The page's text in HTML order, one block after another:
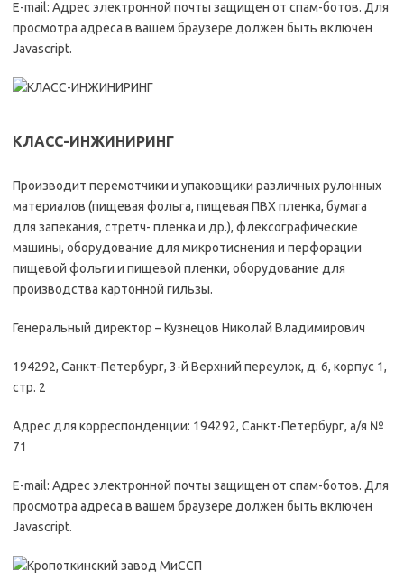
E-mail: Адрес электронной почты защищен от спам-ботов. Для
просмотра адреса в вашем браузере должен быть включен
Javascript.
КЛАСС-ИНЖИНИРИНГ
Производит перемотчики и упаковщики различных рулонных
материалов (пищевая фольга, пищевая ПВХ пленка, бумага
для запекания, стретч- пленка и др.), флексографические
машины, оборудование для микротиснения и перфорации
пищевой фольги и пищевой пленки, оборудование для
производства картонной гильзы.
Генеральный директор – Кузнецов Николай Владимирович
194292, Санкт-Петербург, 3-й Верхний переулок, д. 6, корпус 1,
стр. 2
Адрес для корреспонденции: 194292, Санкт-Петербург, а/я №
71
E-mail: Адрес электронной почты защищен от спам-ботов. Для
просмотра адреса в вашем браузере должен быть включен
Javascript.